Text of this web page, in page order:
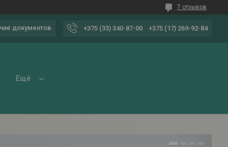
7 отзывов
документов +375 (33) 340-87-00 +375 (17) 269-92-84
Ещё